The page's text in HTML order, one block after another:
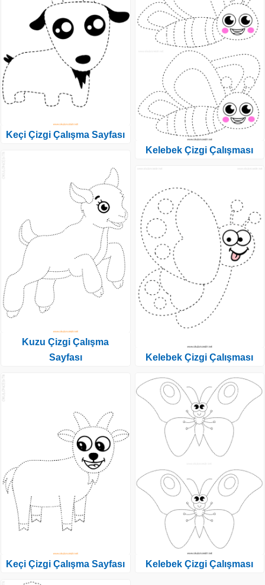
Keçi Çizgi Çalışma Sayfası
Kuzu Çizgi Çalışma
Sayfası
Keçi Çizgi Çalışma Sayfası
Kelebek Çizgi Çalışması
Kelebek Çizgi Çalışması
Kelebek Çizgi Çalışması